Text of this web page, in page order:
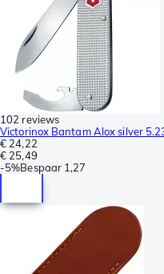
102 reviews
Victorinox Bantam Alox silver
€ 24,22
€ 25,49
-5%Bespaar 1,27